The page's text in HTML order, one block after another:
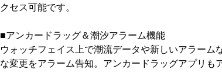
クセス可能です。
■アンカードラッグ＆潮汐アラーム機能
ウォッチフェイス上で潮流データや新しいアラー
な変更をアラーム告知。アンカードラッグアプリも